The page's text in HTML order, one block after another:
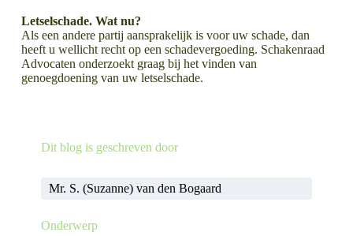
Letselschade. Wat nu?
Als een andere partij aansprakelijk is voor uw schade, dan
heeft u wellicht recht op een schadevergoeding. Schakenraad
Advocaten onderzoekt graag bij het vinden van
genoegdoening van uw letselschade.
Wat gaat er veranderen aan het kraamverlof?
Dit blog is geschreven door
Mr. S. (Suzanne) van den Bogaard
Onderwerp